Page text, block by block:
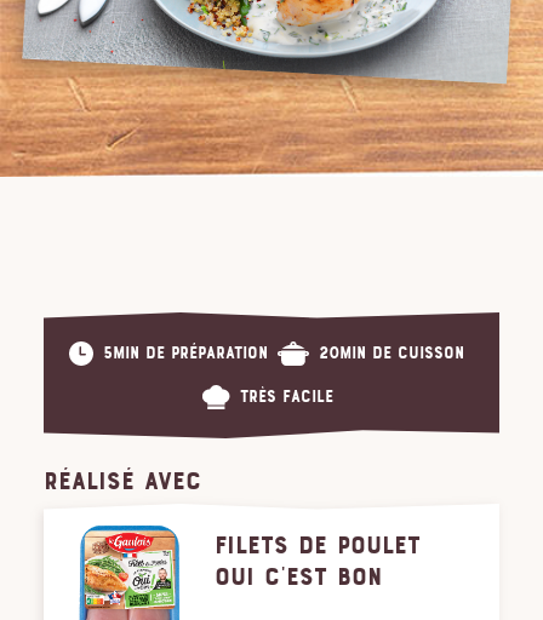
5min de préparation 20min de cuisson
Très facile
RÉALISÉ AVEC
FILETS DE POULET
OUI C'EST BON